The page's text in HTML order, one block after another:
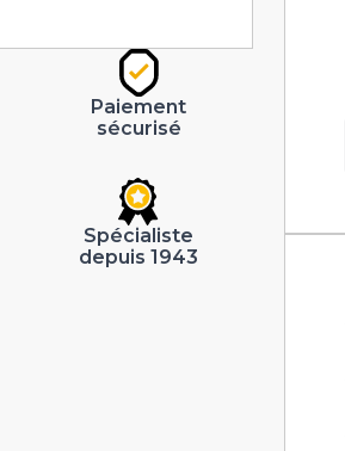
Paiement
sécurisé
Spécialiste
depuis 1943